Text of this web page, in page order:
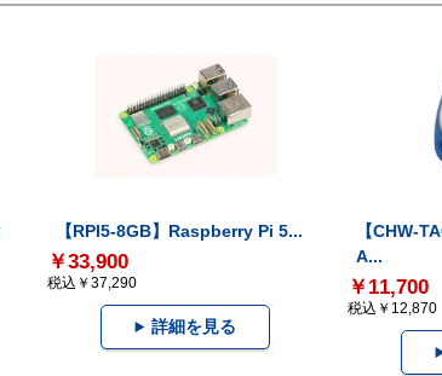
【RPI5-8GB】Raspberry Pi 5...
￥33,900
税込￥37,290
詳細を見る
【CHW-
A...
￥11,700
税込￥12,870